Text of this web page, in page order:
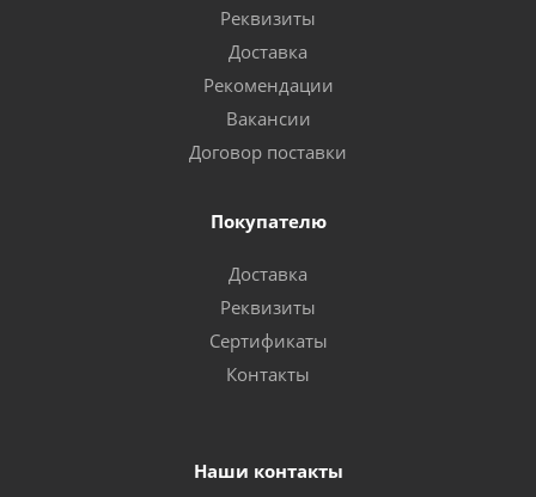
Реквизиты
Доставка
Рекомендации
Вакансии
Договор поставки
Покупателю
Доставка
Реквизиты
Сертификаты
Контакты
Наши контакты